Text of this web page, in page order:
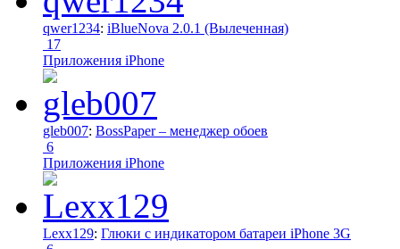
qwer1234: iBlueNova 2.0.1 (Вылеченная)
17
Приложения iPhone
gleb007: BossPaper – менеджер обоев
6
Приложения iPhone
Lexx129: Глюки с индикатором батареи iPhone 3G